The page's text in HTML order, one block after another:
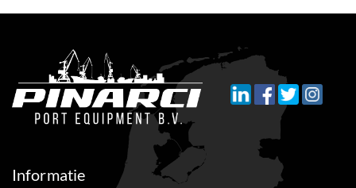
Informatie